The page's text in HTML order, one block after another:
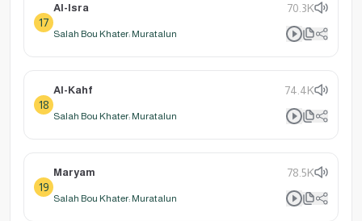
17
Al-Isra 70.3K
Salah Bou Khater: Muratalun
18
Al-Kahf 74.4K
Salah Bou Khater: Muratalun
19
Maryam 78.5K
Salah Bou Khater: Muratalun